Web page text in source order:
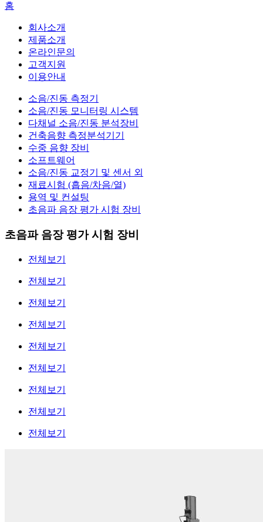
홈
회사소개
제품소개
온라인문의
고객지원
이용안내
소음/진동 측정기
소음/진동 모니터링 시스템
다채널 소음/진동 분석장비
건축음향 측정분석기기
수중 음향 장비
소프트웨어
소음/진동 교정기 및 센서 외
재료시험 (흡음/차음/열)
용역 및 컨설팅
초음파 음장 평가 시험 장비
초음파 음장 평가 시험 장비
전체보기
전체보기
전체보기
전체보기
전체보기
전체보기
전체보기
전체보기
전체보기